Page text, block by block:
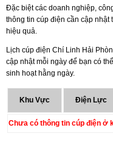
Đặc biệt các doanh nghiệp,
thông tin cúp điện cần cập nhật
hiệu quả.
Lịch cúp điện Chí Linh Hải
cập nhật mỗi ngày để bạn có
sinh hoạt hằng ngày.
Khu Vực Điện Lực
Chưa có thông tin cúp điện ở